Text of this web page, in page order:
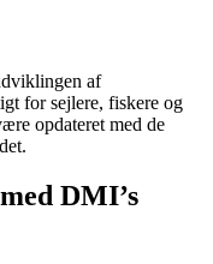
af
for sejlere, fiskere og
opdateret med de
DMI’s